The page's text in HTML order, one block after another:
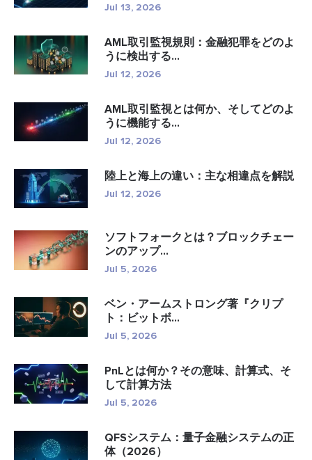
Jul 13, 2026
AML取引監視規則：金融犯罪をどのよ
うに検出する...
Jul 12, 2026
AML取引監視とは何か、そしてどのよ
うに機能する...
Jul 12, 2026
陸上と海上の違い：主な相違点を解説
Jul 12, 2026
ソフトフォークとは？ブロックチェー
ンのアップ...
Jul 5, 2026
ベン・アームストロング著『クリプ
ト：ビットボ...
Jul 5, 2026
PnLとは何か？その意味、計算式、そ
して計算方法
Jul 5, 2026
QFSシステム：量子金融システムの正
体（2026）